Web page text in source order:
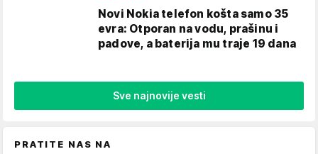
Novi Nokia telefon košta samo 35
evra: Otporan na vodu, prašinu i
padove, a baterija mu traje 19 dana
Sve najnovije vesti
PRATITE NAS NA